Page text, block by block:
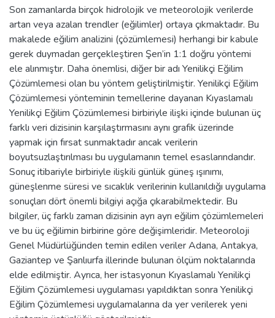
Son zamanlarda birçok hidrolojik ve meteorolojik verilerde
artan veya azalan trendler (eğilimler) ortaya çıkmaktadır. Bu
makalede eğilim analizini (çözümlemesi) herhangi bir kabule
gerek duymadan gerçekleştiren Şen’in 1:1 doğru yöntemi
ele alınmıştır. Daha önemlisi, diğer bir adı Yenilikçi Eğilim
Çözümlemesi olan bu yöntem geliştirilmiştir. Yenilikçi Eğilim
Çözümlemesi yönteminin temellerine dayanan Kıyaslamalı
Yenilikçi Eğilim Çözümlemesi birbiriyle ilişki içinde bulunan üç
farklı veri dizisinin karşılaştırmasını aynı grafik üzerinde
yapmak için fırsat sunmaktadır ancak verilerin
boyutsuzlaştırılması bu uygulamanın temel esaslarındandır.
Sonuç itibariyle birbiriyle ilişkili günlük güneş ışınımı,
güneşlenme süresi ve sıcaklık verilerinin kullanıldığı uygulama
sonuçları dört önemli bilgiyi açığa çıkarabilmektedir. Bu
bilgiler, üç farklı zaman dizisinin ayrı ayrı eğilim çözümlemeleri
ve bu üç eğilimin birbirine göre değişimleridir. Meteoroloji
Genel Müdürlüğünden temin edilen veriler Adana, Antakya,
Gaziantep ve Şanlıurfa illerinde bulunan ölçüm noktalarında
elde edilmiştir. Ayrıca, her istasyonun Kıyaslamalı Yenilikçi
Eğilim Çözümlemesi uygulaması yapıldıktan sonra Yenilikçi
Eğilim Çözümlemesi uygulamalarına da yer verilerek yeni